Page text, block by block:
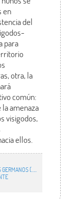
en
del
para
otra, la
común:
amenaza
visigodos,
ellos.
(…..